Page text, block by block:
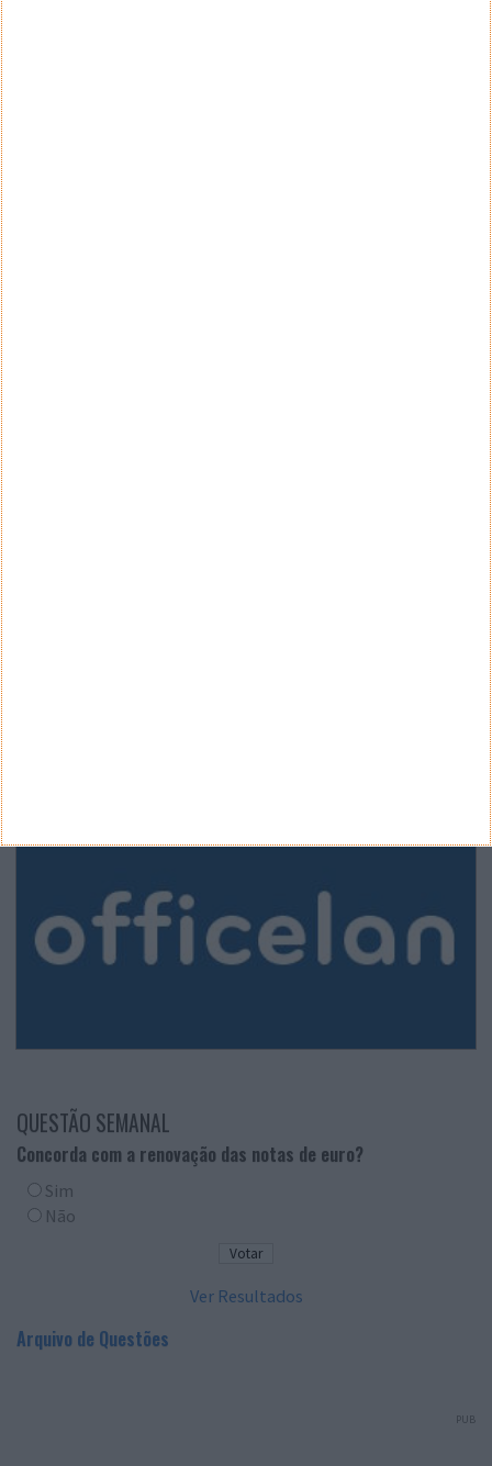
QUESTÃO SEMANAL
Concorda com a renovação das notas de euro?
Sim
Não
Ver Resultados
Arquivo de Questões
PUB